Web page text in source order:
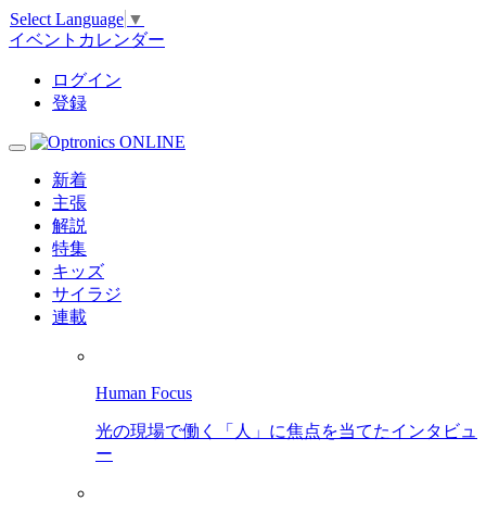
Select Language ▼
イベントカレンダー
ログイン
登録
新着
主張
解説
特集
キッズ
サイラジ
連載
Human Focus
光の現場で働く「人」に焦点を当てたインタビュ
ー